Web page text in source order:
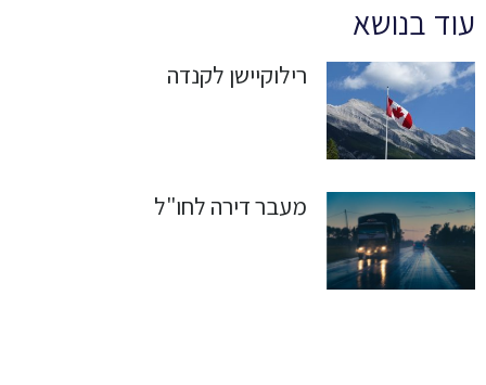
עוד בנושא
רילוקיישן לקנדה
מעבר דירה לחו"ל